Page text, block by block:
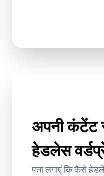
अपनी कंटेंट
हेडलेस
पता लगाएं कि कैसे